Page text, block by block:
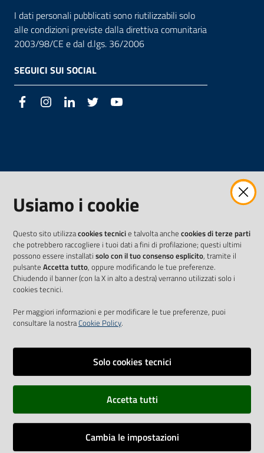
I dati personali pubblicati sono riutilizzabili solo
alle condizioni previste dalla direttiva comunitaria
2003/98/CE e dal d.lgs. 36/2006
SEGUICI SUI SOCIAL
FacebookInstagramLinkedIn Twitter
Vai alla pagina
Usiamo i cookie
Questo sito utilizzacookies tecnicie talvolta anche cookies di terze parti
che potrebbero raccogliere i tuoi dati a fini di profilazione; questi ultimi
possono essere installati solo con il tuo consenso esplicito, tramite il
pulsante Accetta tutto, oppure modificando le tue preferenze.
Chiudendo il banner (con la X in alto a destra) verranno utilizzati solo i
cookies tecnici.
Per maggiori informazioni e per modificare le tue preferenze, puoi
consultare la nostraCookie Policy.
Solo cookies tecnici
Accetta tutti
Cambia le impostazioni